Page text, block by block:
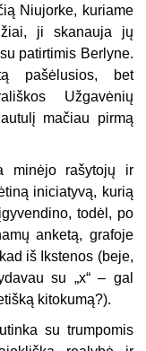
Niujorke, kuriame
ji skanauja jų
patirtimis Berlyne.
pašėlusios, bet
Užgavėnių
mačiau pirmą
minėjo rašytojų ir
iniciatyvą, kurią
todėl, po
anketą, grafoje
iš Ikstenos (beje,
su „x“ – gal
kitokumą?).
su trumpomis